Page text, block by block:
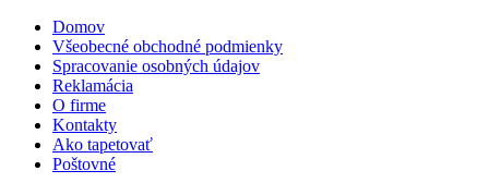
Domov
Všeobecné obchodné podmienky
Spracovanie osobných údajov
Reklamácia
O firme
Kontakty
Ako tapetovať
Poštovné